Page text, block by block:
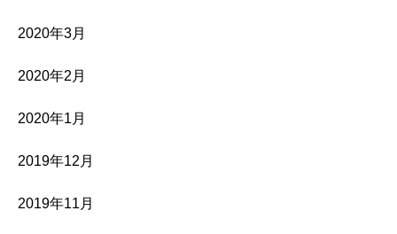
2020年3月
2020年2月
2020年1月
2019年12月
2019年11月